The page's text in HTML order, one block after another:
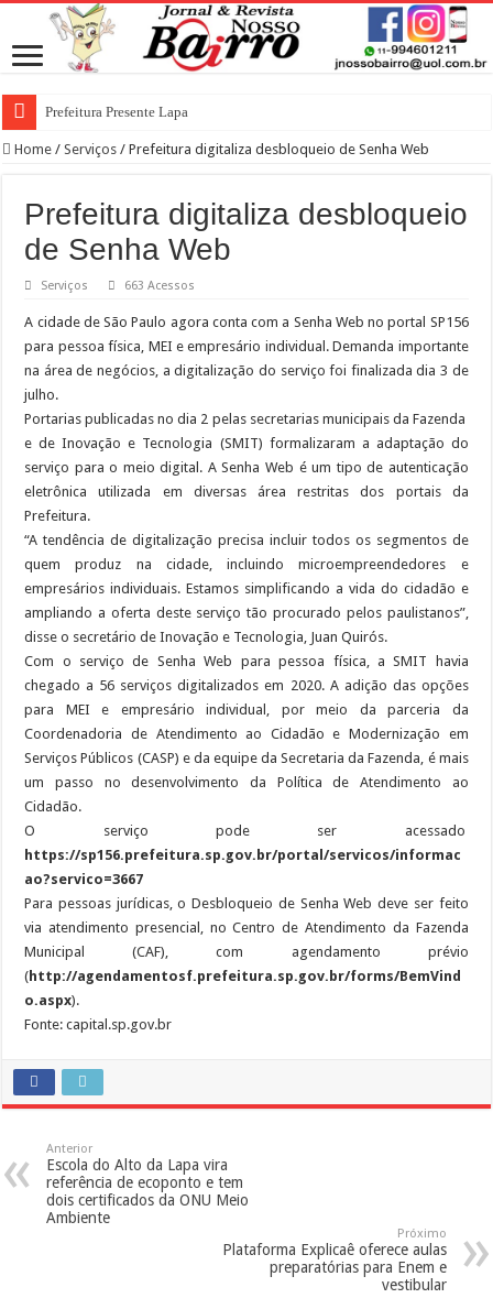
Prefeitura Presente Lapa
Home / Serviços / Prefeitura digitaliza desbloqueio de Senha Web
Prefeitura digitaliza desbloqueio
de Senha Web
Serviços 663 Acessos
A cidade de São Paulo agora conta com a Senha Web no portal SP156
para pessoa física, MEI e empresário individual. Demanda importante
na área de negócios, a digitalização do serviço foi finalizada dia 3 de
julho.
Portarias publicadas no dia 2 pelas secretarias municipais da Fazenda
e de Inovação e Tecnologia (SMIT) formalizaram a adaptação do
serviço para o meio digital. A Senha Web é um tipo de autenticação
eletrônica utilizada em diversas área restritas dos portais da
Prefeitura.
“A tendência de digitalização precisa incluir todos os segmentos de
quem produz na cidade, incluindo microempreendedores e
empresários individuais. Estamos simplificando a vida do cidadão e
ampliando a oferta deste serviço tão procurado pelos paulistanos”,
disse o secretário de Inovação e Tecnologia, Juan Quirós.
Com o serviço de Senha Web para pessoa física, a SMIT havia
chegado a 56 serviços digitalizados em 2020. A adição das opções
para MEI e empresário individual, por meio da parceria da
Coordenadoria de Atendimento ao Cidadão e Modernização em
Serviços Públicos (CASP) e da equipe da Secretaria da Fazenda, é mais
um passo no desenvolvimento da Política de Atendimento ao
Cidadão.
O serviço pode ser acessado
https://sp156.prefeitura.sp.gov.br/portal/servicos/informac
ao?servico=3667
Para pessoas jurídicas, o Desbloqueio de Senha Web deve ser feito
via atendimento presencial, no Centro de Atendimento da Fazenda
Municipal (CAF), com agendamento prévio
( http://agendamentosf.prefeitura.sp.gov.br/forms/BemVind
o.aspx).
Fonte: capital.sp.gov.br
Anterior
Escola do Alto da Lapa vira
referência de ecoponto e tem
dois certificados da ONU Meio
Ambiente
Próximo
Plataforma Explicaê oferece aulas
preparatórias para Enem e
vestibular